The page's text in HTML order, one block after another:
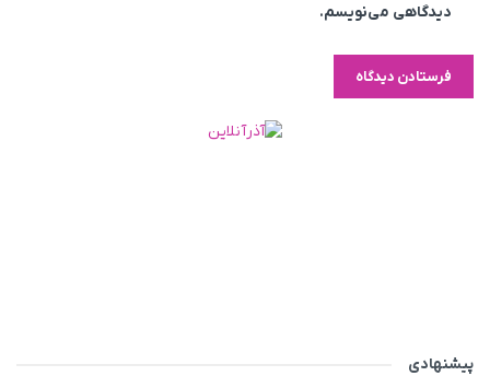
دیدگاهی می‌نویسم.
پیشنهادی